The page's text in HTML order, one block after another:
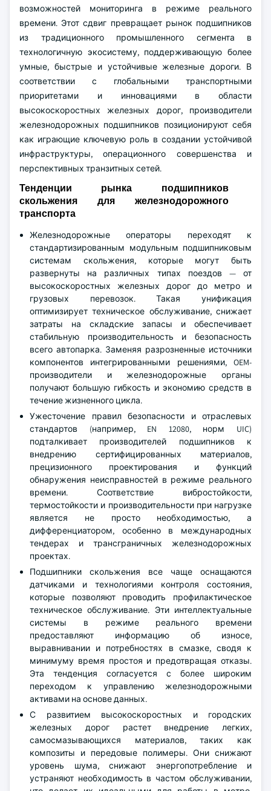
возможностей мониторинга в режиме реального
времени. Этот сдвиг превращает рынок подшипников
из традиционного промышленного сегмента в
технологичную экосистему, поддерживающую более
умные, быстрые и устойчивые железные дороги. В
соответствии с глобальными транспортными
приоритетами и инновациями в области
высокоскоростных железных дорог, производители
железнодорожных подшипников позиционируют себя
как играющие ключевую роль в создании устойчивой
инфраструктуры, операционного совершенства и
перспективных транзитных сетей.
Тенденции рынка подшипников
скольжения для железнодорожного
транспорта
Железнодорожные операторы переходят к
стандартизированным модульным подшипниковым
системам скольжения, которые могут быть
развернуты на различных типах поездов — от
высокоскоростных железных дорог до метро и
грузовых перевозок. Такая унификация
оптимизирует техническое обслуживание, снижает
затраты на складские запасы и обеспечивает
стабильную производительность и безопасность
всего автопарка. Заменяя разрозненные источники
компонентов интегрированными решениями, OEM-
производители и железнодорожные органы
получают большую гибкость и экономию средств в
течение жизненного цикла.
Ужесточение правил безопасности и отраслевых
стандартов (например, EN 12080, норм UIC)
подталкивает производителей подшипников к
внедрению сертифицированных материалов,
прецизионного проектирования и функций
обнаружения неисправностей в режиме реального
времени. Соответствие вибростойкости,
термостойкости и производительности при нагрузке
является не просто необходимостью, а
дифференциатором, особенно в международных
тендерах и трансграничных железнодорожных
проектах.
Подшипники скольжения все чаще оснащаются
датчиками и технологиями контроля состояния,
которые позволяют проводить профилактическое
техническое обслуживание. Эти интеллектуальные
системы в режиме реального времени
предоставляют информацию об износе,
выравнивании и потребностях в смазке, сводя к
минимуму время простоя и предотвращая отказы.
Эта тенденция согласуется с более широким
переходом к управлению железнодорожными
активами на основе данных.
С развитием высокоскоростных и городских
железных дорог растет внедрение легких,
самосмазывающихся материалов, таких как
композиты и передовые полимеры. Они снижают
уровень шума, снижают энергопотребление и
устраняют необходимость в частом обслуживании,